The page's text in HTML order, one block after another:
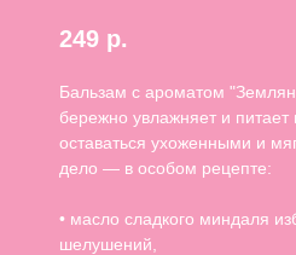
249 р.
Бальзам с ароматом
бережно увлажняет и
оставаться ухоженными и
дело — в особом рецепте:
• масло сладкого миндаля
шелушений,